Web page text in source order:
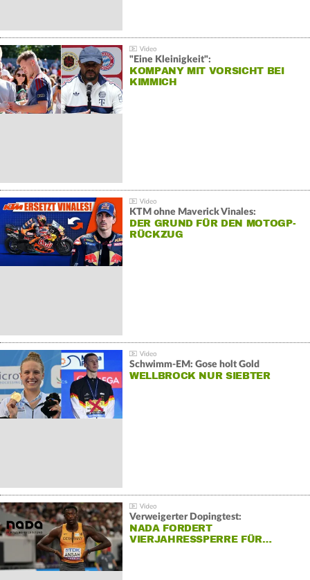
"Eine Kleinigkeit":
KOMPANY MIT VORSICHT BEI
KIMMICH
KTM ohne Maverick Vinales:
DER GRUND FÜR DEN MOTOGP-
RÜCKZUG
Schwimm-EM: Gose holt Gold
WELLBROCK NUR SIEBTER
Verweigerter Dopingtest:
NADA FORDERT
VIERJAHRESSPERRE FÜR…